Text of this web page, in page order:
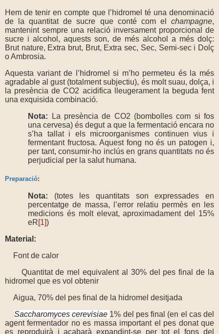
Hem de tenir en compte que l’hidromel té una denominació
de la quantitat de sucre que conté com el champagne,
mantenint sempre una relació inversament proporcional de
sucre i alcohol, aquests son, de més alcohol a més dolç:
Brut nature, Extra brut, Brut, Extra sec, Sec, Semi-sec i Dolç
o Ambrosia.
Aquesta variant de l’hidromel si m’ho permeteu és la més
agradable al gust (totalment subjectiu), és molt suau, dolça, i
la presència de CO2 acidifica lleugerament la beguda fent
una exquisida combinació.
Nota: La presència de CO2 (bombolles com si fos
una cervesa) és degut a que la fermentació encara no
s’ha tallat i els microorganismes continuen vius i
fermentant fructosa. Aquest fong no és un patogen i,
per tant, consumir-ho inclús en grans quantitats no és
perjudicial per la salut humana.
Preparació:
Nota: (totes les quantitats son expressades en
percentatge de massa, l’error relatiu permès en les
medicions és molt elevat, aproximadament del 15%
eR[1])
Material:
Font de calor
Quantitat de mel equivalent al 30% del pes final de la
hidromel que es vol obtenir
Aigua, 70% del pes final de la hidromel desitjada
Saccharomyces cerevisiae 1% del pes final (en el cas del
agent fermentador no es massa important el pes donat que
es reproduirà i acabarà expandint-se per tot el fons del